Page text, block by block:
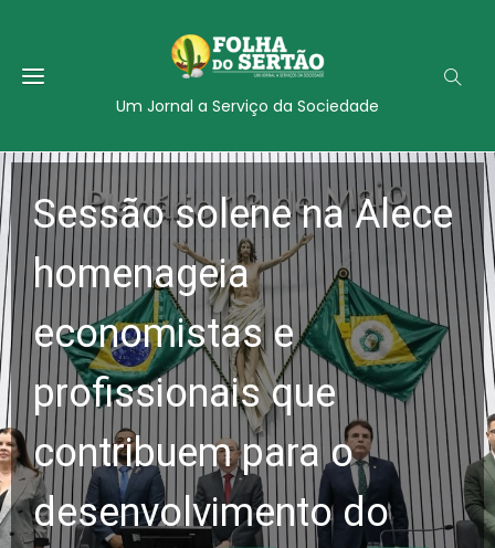
Um Jornal a Serviço da Sociedade
Sessão solene na Alece
homenageia
economistas e
profissionais que
contribuem para o
desenvolvimento do